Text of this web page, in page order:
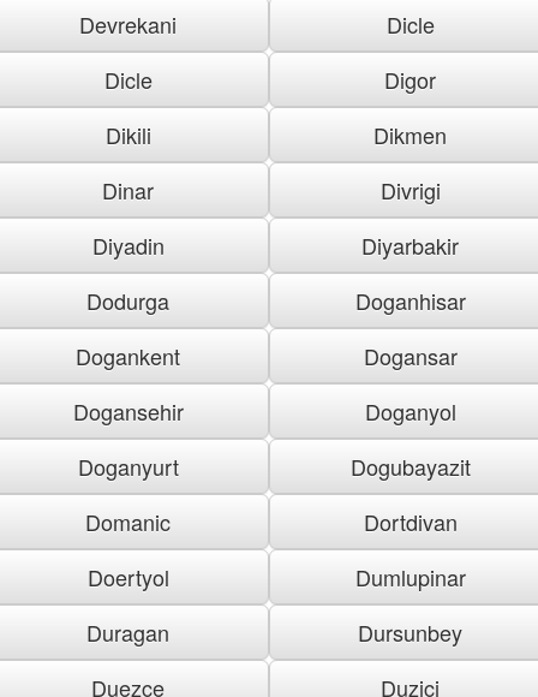
Devrekani
Dicle
Dicle
Digor
Dikili
Dikmen
Dinar
Divrigi
Diyadin
Diyarbakir
Dodurga
Doganhisar
Dogankent
Dogansar
Dogansehir
Doganyol
Doganyurt
Dogubayazit
Domanic
Dortdivan
Doertyol
Dumlupinar
Duragan
Dursunbey
Duezce
Duzici